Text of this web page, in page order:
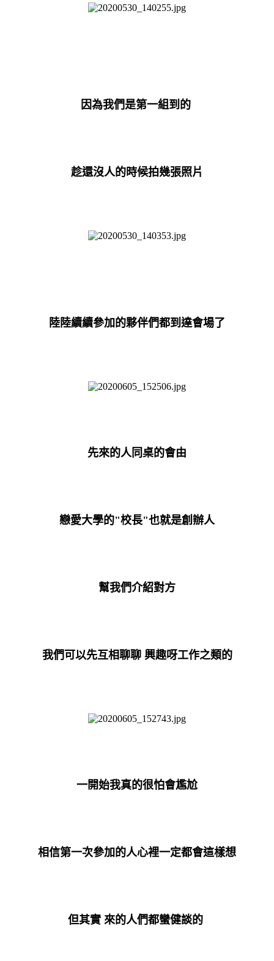
因為我們是第一組到的
趁還沒人的時候拍幾張照片
陸陸續續參加的夥伴們都到達會場了
先來的人同桌的會由
戀愛大學的"校長"也就是創辦人
幫我們介紹對方
我們可以先互相聊聊 興趣呀工作之類的
一開始我真的很怕會尷尬
相信第一次參加的人心裡一定都會這樣想
但其實 來的人們都蠻健談的